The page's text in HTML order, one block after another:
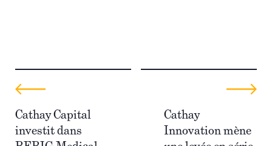
Cathay Capital
investit dans
Cathay
Innovation mène